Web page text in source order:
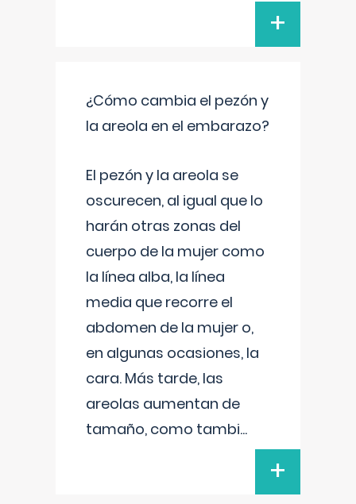
+
¿Cómo cambia el pezón y
la areola en el embarazo?
El pezón y la areola se
oscurecen, al igual que lo
harán otras zonas del
cuerpo de la mujer como
la línea alba, la línea
media que recorre el
abdomen de la mujer o,
en algunas ocasiones, la
cara. Más tarde, las
areolas aumentan de
tamaño, como tambi...
+